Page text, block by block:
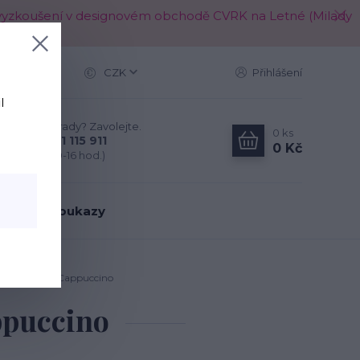
v designovém obchodě CVRK na Letné (Milady
CZK Přihlášení
Nevíte si rady? Zavolejte.
+420 721 115 911
(Po-Pá, 10-16 hod.)
0 ks
0 Kč
poukazy
na nohy - Cappuccino